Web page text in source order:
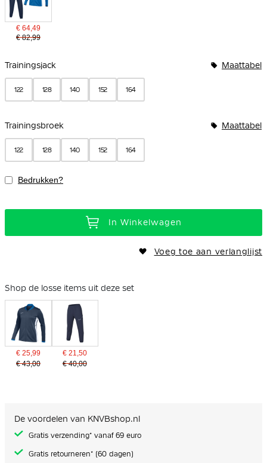
€ 64,49
€ 82,99
Trainingsjack Maattabel
122 128 140 152 164
Trainingsbroek Maattabel
122 128 140 152 164
Bedrukken?
In Winkelwagen
Voeg toe aan verlanglijst
Shop de losse items uit deze set
€ 25,99
€ 43,00
€ 21,50
€ 40,00
De voordelen van KNVBshop.nl
Gratis verzending* vanaf 69 euro
Gratis retourneren* (60 dagen)